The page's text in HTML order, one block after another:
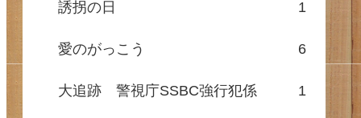
誘拐の日 1
愛のがっこう 6
大追跡 警視庁SSBC強行犯係 1